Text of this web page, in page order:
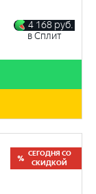
4 168 руб.
в Сплит
СЕГОДНЯ СО
СКИДКОЙ